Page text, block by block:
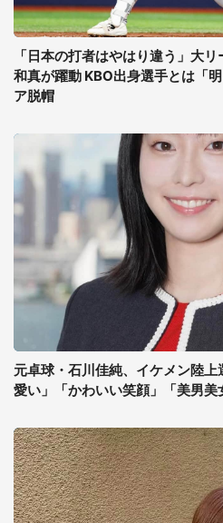
「日本の打者はやはり違う」大
和真が躍動 KBO出身選手とは「
ア脱帽
元卓球・石川佳純、イケメン陸
愛い」「かわいい笑顔」「美男美